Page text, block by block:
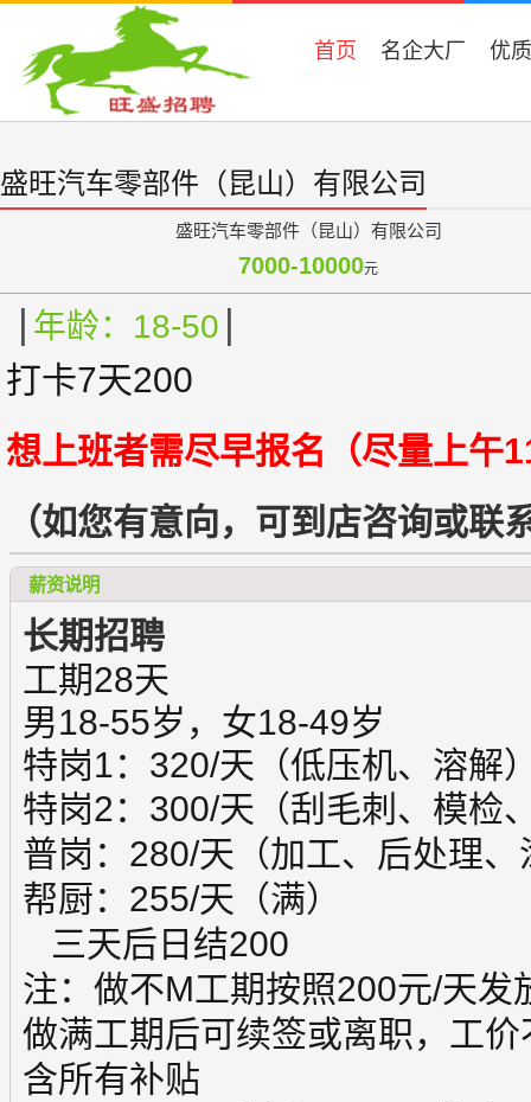
首页 名企大厂 优
盛旺汽车零部件（昆山）有限公司
盛旺汽车零部件（昆山）有限公司
7000-10000元
| 年龄：18-50 |
打卡7天200
想上班者需尽早报名（尽量上午
（如您有意向，可到店咨询或联
薪资说明
长期招聘
工期28天
男18-55岁，女18-49岁
特岗1： 320/天（低压机、溶解
特岗2：300/天（刮毛刺、模检
普岗： 280/天（加工、后处理、
帮厨： 255/天（满）
三天后日结200
注：做不M工期按照200元/天发
做满工期后可续签或离职，工
含所有补贴